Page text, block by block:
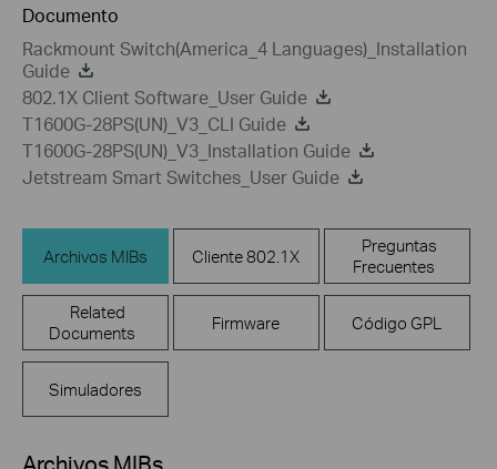
Documento
Rackmount Switch(America_4 Languages)_Installation
Guide
802.1X Client Software_User Guide
T1600G-28PS(UN)_V3_CLI Guide
T1600G-28PS(UN)_V3_Installation Guide
Jetstream Smart Switches_User Guide
Archivos MIBs Cliente 802.1X
Preguntas
Frecuentes
Related
Documents
Firmware Código GPL
Simuladores